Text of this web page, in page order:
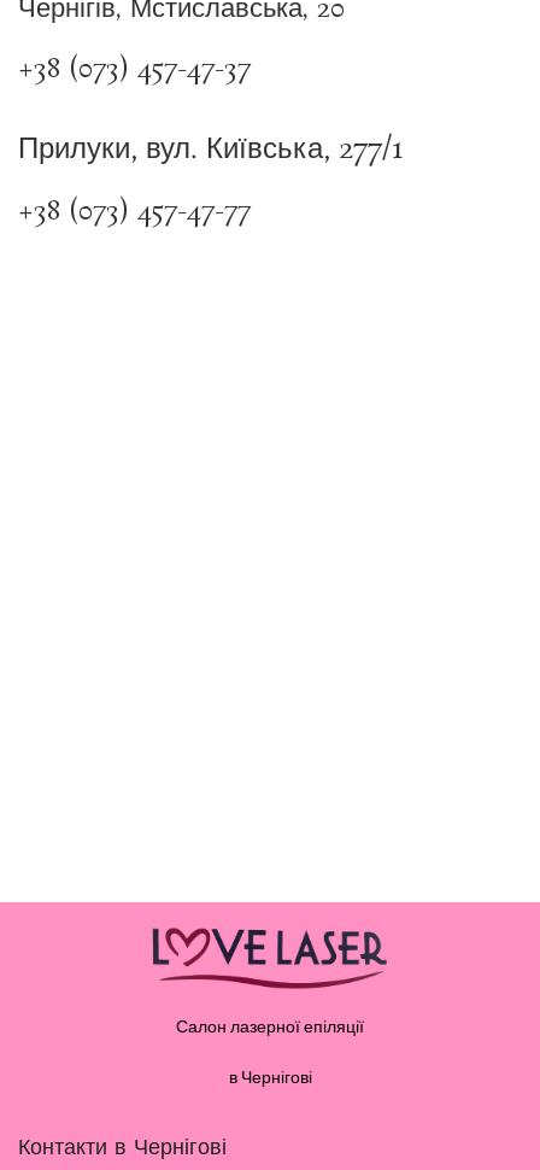
Чернігів, Мстиславська, 20
+38 (073) 457-47-37
Прилуки, вул. Київська, 277/1
+38 (073) 457-47-77
Салон лазерної епіляції
в Чернігові
Контакти в Чернігові